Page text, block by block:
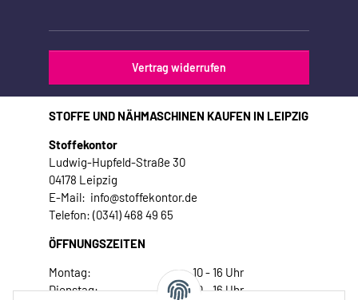
Vertrag widerrufen
STOFFE UND NÄHMASCHINEN KAUFEN IN LEIPZIG
Stoffekontor
Ludwig-Hupfeld-Straße 30
04178 Leipzig
E-Mail: info@stoffekontor.de
Telefon: (0341) 468 49 65
ÖFFNUNGSZEITEN
Montag:
10 - 16 Uhr
Dienstag:
10 - 16 Uhr